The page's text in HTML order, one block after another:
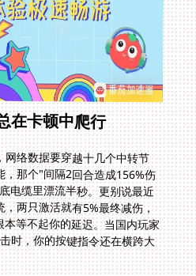
在卡顿中爬行
络数据要穿越十几个中转节
那个"间隔2回合造成156%伤
电缆里漂流半秒。更别说最近
两只激活就有5%最终减伤，
等不起你的延迟。当国内玩家
时，你的按键指令还在横跨大